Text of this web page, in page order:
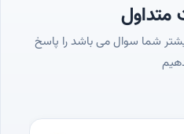
متداول
شما سوال می باشد را پاسخ